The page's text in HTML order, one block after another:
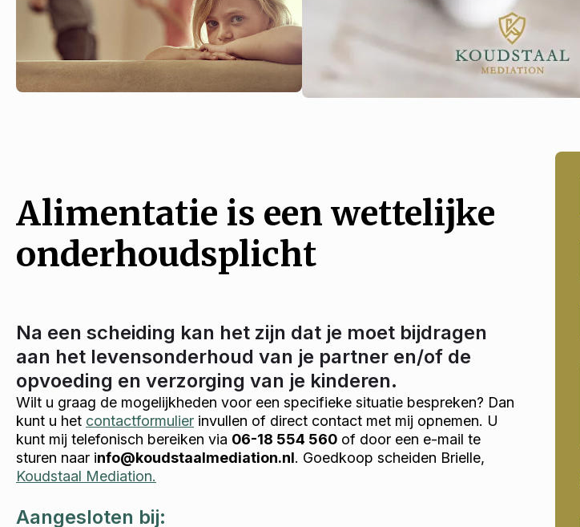
Alimentatie is een wettelijke
onderhoudsplicht
Na een scheiding kan het zijn dat je moet bijdragen
aan het levensonderhoud van je partner en/of de
opvoeding en verzorging van je kinderen.
Wilt u graag de mogelijkheden voor een specifieke situatie bespreken? Dan
kunt u het contactformulier invullen of direct contact met mij opnemen. U
kunt mij telefonisch bereiken via 06-18 554 560 of door een e-mail te
sturen naar info@koudstaalmediation.nl. Goedkoop scheiden Brielle,
Koudstaal Mediation.
Aangesloten bij: